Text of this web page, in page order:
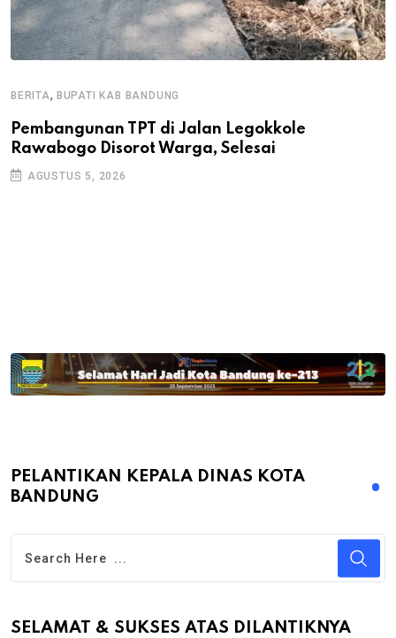
BERITA, BUPATI KAB BANDUNG
Pembangunan TPT di Jalan Legokkole
Rawabogo Disorot Warga, Selesai
AGUSTUS 5, 2026
PELANTIKAN KEPALA DINAS KOTA
BANDUNG
SELAMAT & SUKSES ATAS DILANTIKNYA